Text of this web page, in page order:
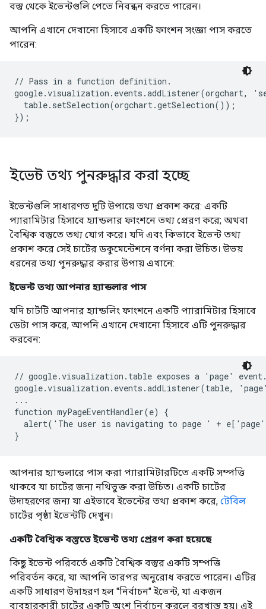
বস্তু থেকে ইভেন্টগুলি পেতে নিবন্ধন করতে পারেন।
আপনি এখানে দেখানো হিসাবে একটি ফাংশন সংজ্ঞা পাস করতে
পারেন:
// Pass in a function definition.
google.visualization.events.addListener(orgchart,
  table.setSelection(orgchart.getSelection());
ইভেন্ট তথ্য পুনরুদ্ধার করা হচ্ছে
ইভেন্টগুলি সাধারণত দুটি উপায়ে তথ্য প্রকাশ করে: একটি
প্যারামিটার হিসাবে হ্যান্ডলার ফাংশনে তথ্য প্রেরণ করে; অথবা
বৈশ্বিক বস্তুতে তথ্য যোগ করে। যদি এবং কিভাবে ইভেন্ট তথ্য
প্রকাশ করে সেই চার্টের ডকুমেন্টেশনে বর্ণনা করা উচিত। উভয়
ধরনের তথ্য পুনরুদ্ধার করার উপায় এখানে:
ইভেন্ট তথ্য আপনার হ্যান্ডলার পাস
যদি চার্টটি আপনার হ্যান্ডলিং ফাংশনে একটি প্যারামিটার হিসাবে
ডেটা পাস করে, আপনি এখানে দেখানো হিসাবে এটি পুনরুদ্ধার
করবেন:
// google.visualization.table exposes a 'page'
google.visualization.events.addListener(table,
...
function myPageEventHandler(e) {
alert('The user is navigating to page ' +
}
আপনার হ্যান্ডলারে পাস করা প্যারামিটারটিতে একটি সম্পত্তি
থাকবে যা চার্টের জন্য নথিভুক্ত করা উচিত। একটি চার্টের
উদাহরণের জন্য যা এইভাবে ইভেন্টের তথ্য প্রকাশ করে, টেবিল
চার্টের পৃষ্ঠা ইভেন্টটি দেখুন।
একটি বৈশ্বিক বস্তুতে ইভেন্ট তথ্য প্রেরণ করা হয়েছে
কিছু ইভেন্ট পরিবর্তে একটি বৈশ্বিক বস্তুর একটি সম্পত্তি
পরিবর্তন করে, যা আপনি তারপর অনুরোধ করতে পারেন। এটির
একটি সাধারণ উদাহরণ হল "নির্বাচন" ইভেন্ট, যা একজন
ব্যবহারকারী চার্টের একটি অংশ নির্বাচন করলে বরখাস্ত হয়। এই